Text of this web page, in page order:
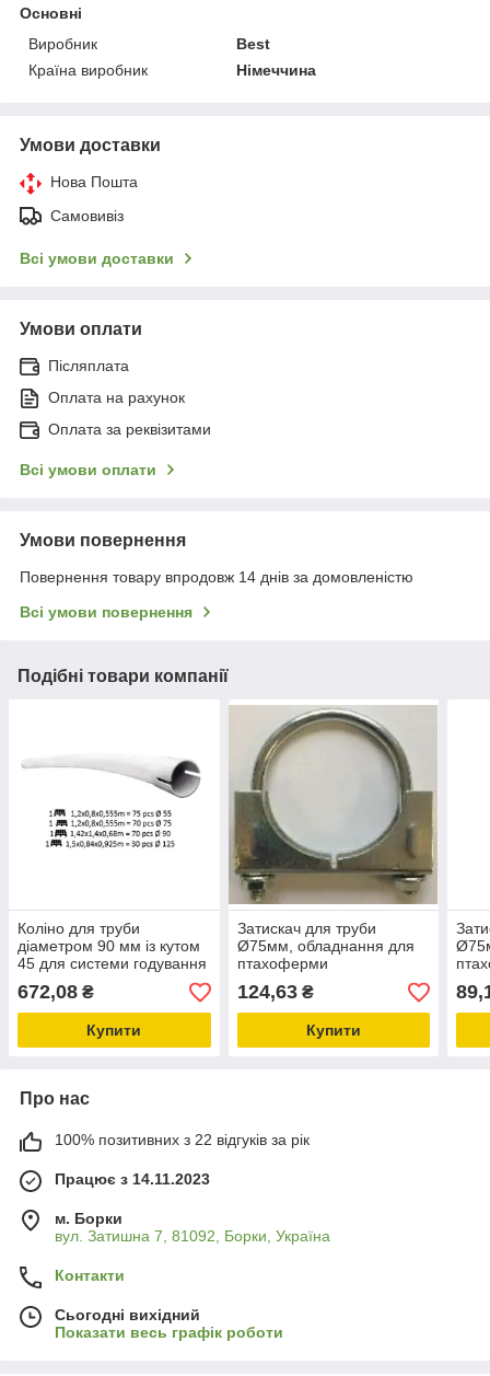
Основні
Виробник
Best
Країна виробник
Німеччина
Умови доставки
Нова Пошта
Самовивіз
Всі умови доставки
Умови оплати
Післяплата
Оплата на рахунок
Оплата за реквізитами
Всі умови оплати
Умови повернення
Повернення товару впродовж 14 днів за домовленістю
Всі умови повернення
Подібні товари компанії
Коліно для труби
діаметром 90 мм із кутом
45 для системи годування
птиці, обладнання для
птахоферми
672,08 ₴
Купити
Затискач для труби
Ø75мм, обладнання для
птахоферми
124,63₴
Купити
Про нас
100% позитивних з 22 відгуків за рік
Працює з 14.11.2023
м. Борки
вул. Затишна 7, 81092, Борки, Україна
Контакти
Сьогодні вихідний
Показати весь графік роботи